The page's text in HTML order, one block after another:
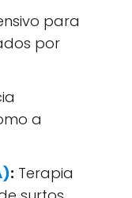
para
por
a
: Terapia